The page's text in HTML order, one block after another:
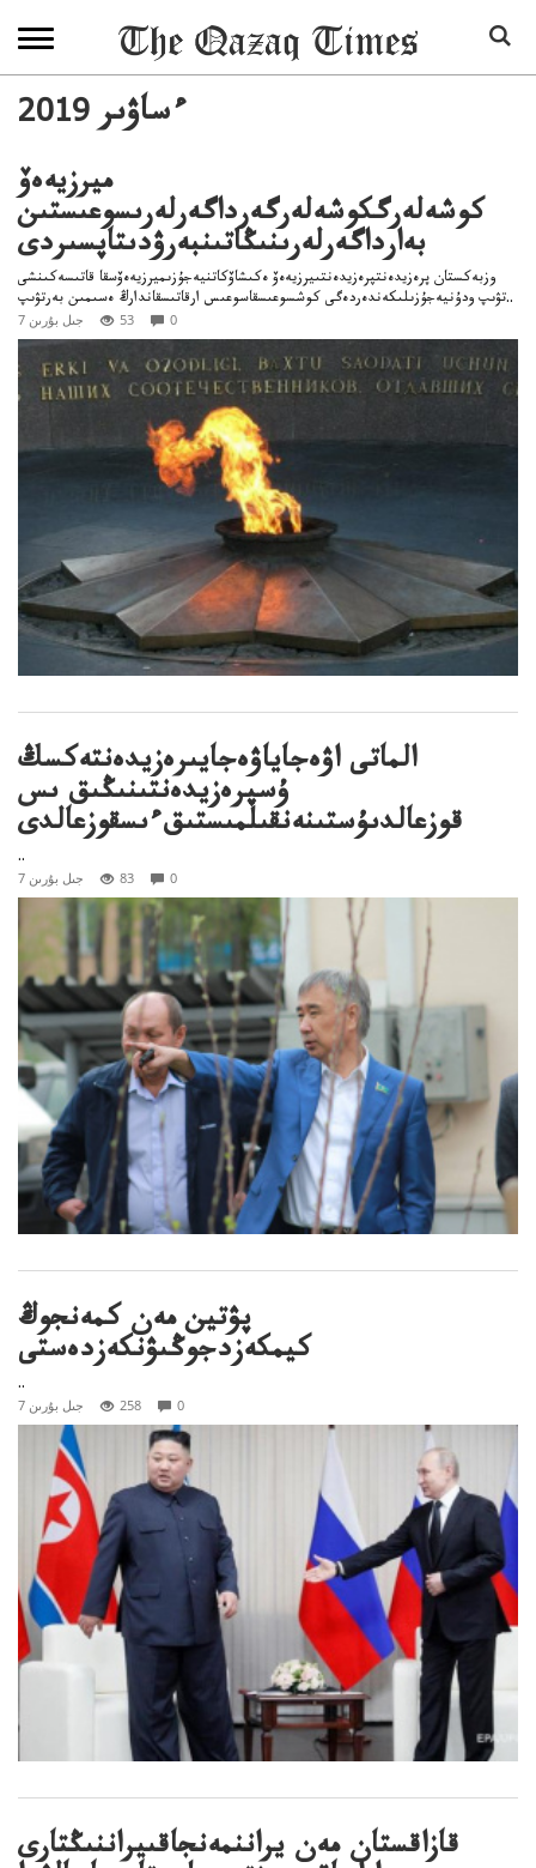
2019 ءساۋىر
ميرزيەەۆ
كوشەلەرگكوشەلەرگەرداگەرلەرىسوعىستىن
بەارداگەرلەرىنىڭاتىنبەرۋدىتاپسىردى
وزبەكستان پرەزيدەنتپرەزيدەنتىيرزيەەۆ ەكىشاۆكاتنيەجۇزىميرزيەەۆسقا قاتىسەكىنشى
تۋىپ ودۇنيەجۇزىلىكەندەردەگى كوشسوعىسقاسوعىس ارقاتىسقاندارڭ ەسىمىن بەرتۋىپ..
7 جىل بۇرىن 53 0
الماتى اۋەجاياۋەجايىرەزيدەنتەكسڭ
ۇسپرەزيدەنتىنىڭىق ىس
قوزعالدىۇستىنەنقىلمىستىقءىسقوزعالدى
..
7 جىل بۇرىن 83 0
پۋتين مەن كمەنجوڭ
كيمكەزدجوڭىۋنكەزدەستى
..
7 جىل بۇرىن 258 0
قازاقستان مەن يراننمەنجاقىيراننىڭتارى